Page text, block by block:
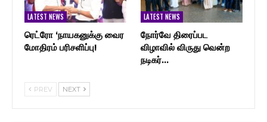
LATEST NEWS
ரெட்ரோ ‘நாயகனுக்கு வைர
மோதிரம் பரிசளிப்பு!
LATEST NEWS
நோர்வே திரைப்பட
விழாவில் விருது வென்ற
நடிகர்…
PREV NEXT